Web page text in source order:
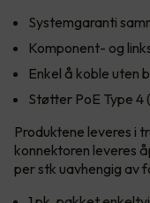
Systemgaranti
Komponent- og
Enkel å koble uten
Støtter PoE Type 4
Produktene leveres i
konnektoren leveres
per stk uavhengig av